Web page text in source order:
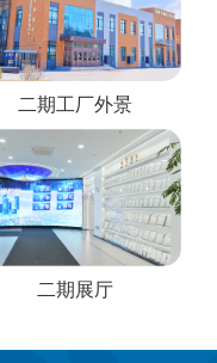
二期工厂外景
二期展厅